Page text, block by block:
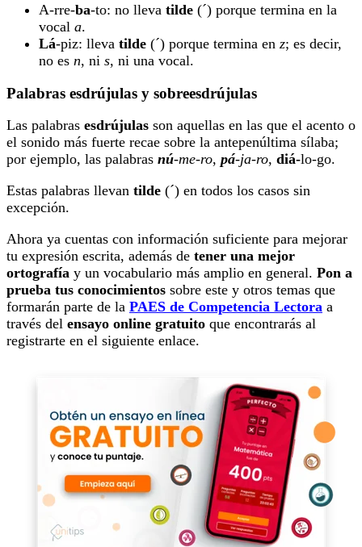
A-rre-ba-to: no lleva tilde (´) porque termina en la
vocal a.
Lá-piz: lleva tilde (´) porque termina en z; es decir,
no es n, ni s, ni una vocal.
Palabras esdrújulas y sobreesdrújulas
Las palabras esdrújulas son aquellas en las que el acento o
el sonido más fuerte recae sobre la antepenúltima sílaba;
por ejemplo, las palabras nú-me-ro, pá-ja-ro, diá-lo-go.
Estas palabras llevan tilde (´) en todos los casos sin
excepción.
Ahora ya cuentas con información suficiente para mejorar
tu expresión escrita, además de tener una mejor
ortografía y un vocabulario más amplio en general. Pon a
prueba tus conocimientos sobre este y otros temas que
formarán parte de la PAES de Competencia Lectora a
través del ensayo online gratuito que encontrarás al
registrarte en el siguiente enlace.